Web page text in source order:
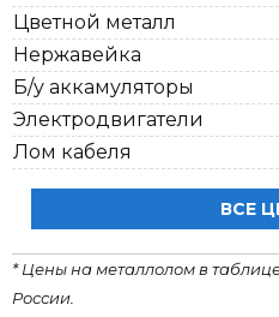
Цветной металл
Нержавейка
Б/у аккамуляторы
Электродвигатели
Лом кабеля
ВСЕ
* Цены на металлолом в
России.